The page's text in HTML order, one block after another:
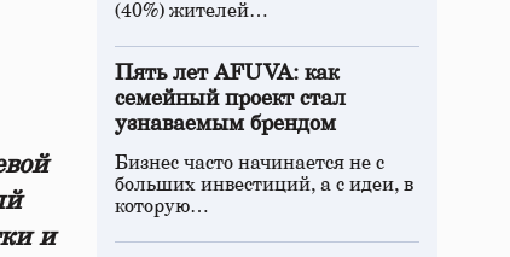
и
(40%) жителей…
Пять лет AFUVA: как
семейный проект стал
узнаваемым брендом
Бизнес часто начинается не с
больших инвестиций, а с идеи, в
которую…